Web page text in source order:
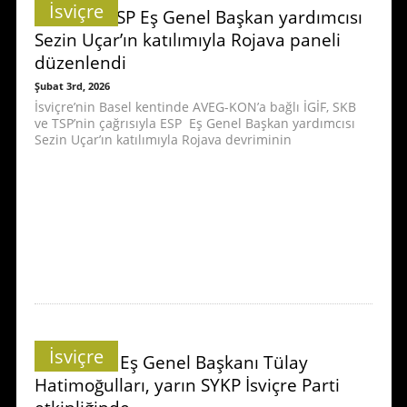
İsviçre
Basel’de ESP Eş Genel Başkan yardımcısı
Sezin Uçar’ın katılımıyla Rojava paneli
düzenlendi
Şubat 3rd, 2026
İsviçre’nin Basel kentinde AVEG-KON’a bağlı İGİF, SKB
ve TSP’nin çağrısıyla ESP Eş Genel Başkan yardımcısı
Sezin Uçar’ın katılımıyla Rojava devriminin
İsviçre
DEM Parti Eş Genel Başkanı Tülay
Hatimoğulları, yarın SYKP İsviçre Parti